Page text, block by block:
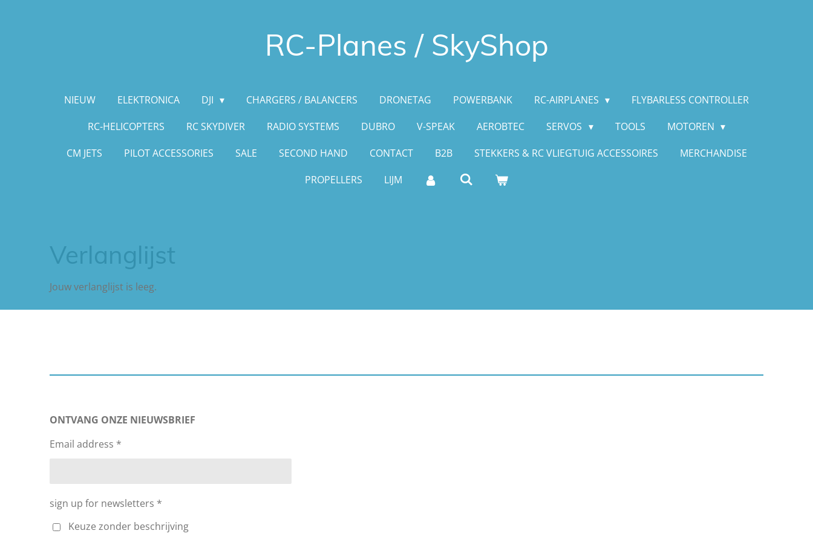
RC-Planes / SkyShop
NIEUW ELEKTRONICA DJI CHARGERS / BALANCERS DRONETAG POWERBANK RC-AIRPLANES
FLYBARLESS CONTROLLER
RC-HELICOPTERS
RC SKYDIVER RADIO SYSTEMS DUBRO V-SPEAK AEROBTEC SERVOS TOOLS
MOTOREN
CM JETS
PILOT ACCESSORIES SALE SECOND HAND CONTACT B2B STEKKERS & RC VLIEGTUIG ACCESSOIRES
MERCHANDISE
PROPELLERS
LIJM
Verlanglijst
Jouw verlanglijst is leeg.
ONTVANG ONZE NIEUWSBRIEF
Email address *
sign up for newsletters *
Keuze zonder beschrijving